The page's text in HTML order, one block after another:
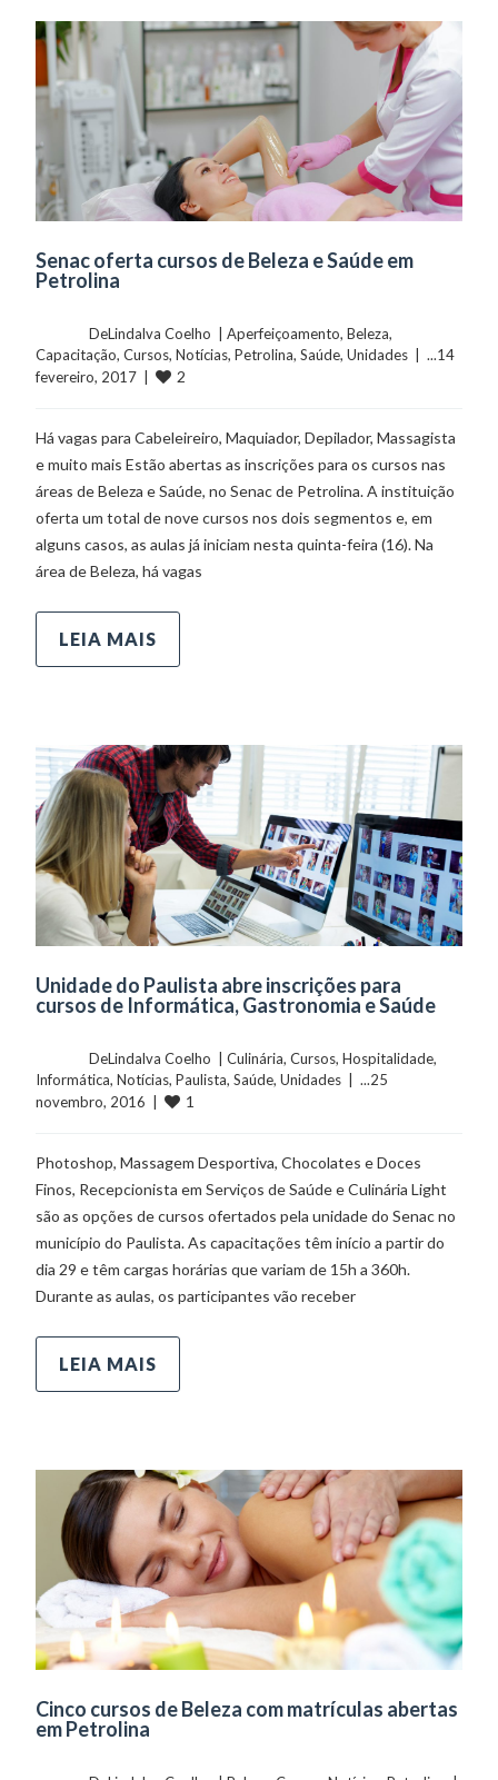
Senac oferta cursos de Beleza e Saúde em
Petrolina
	    	DeLindalva Coelho  |
Aperfeiçoamento, Beleza
Capacitação, Cursos, Notícias, Petrolina, Saúde, Unidades
  |  ...14
fevereiro, 2017  |
2
Há vagas para Cabeleireiro, Maquiador, Depilador, Massagista
e muito mais Estão abertas as inscrições para os cursos nas
áreas de Beleza e Saúde, no Senac de Petrolina. A instituição
oferta um total de nove cursos nos dois segmentos e, em
alguns casos, as aulas já iniciam nesta quinta-feira (16). Na
área de Beleza, há vagas
LEIA MAIS
Unidade do Paulista abre inscrições para
cursos de Informática, Gastronomia e Saúde
	    	DeLindalva Coelho  |
Culinária, Cursos, Hospitalidade
Informática, Notícias, Paulista, Saúde, Unidades
  |  ...25
novembro, 2016  |
1
Photoshop, Massagem Desportiva, Chocolates e Doces
Finos, Recepcionista em Serviços de Saúde e Culinária Light
são as opções de cursos ofertados pela unidade do Senac no
município do Paulista. As capacitações têm início a partir do
dia 29 e têm cargas horárias que variam de 15h a 360h.
Durante as aulas, os participantes vão receber
LEIA MAIS
Cinco cursos de Beleza com matrículas abertas
em Petrolina